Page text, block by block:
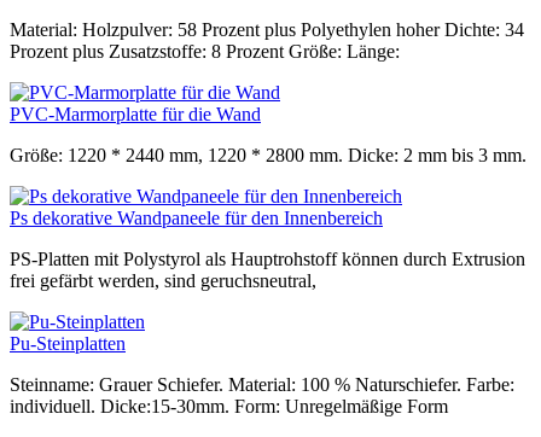
Material: Holzpulver: 58 Prozent plus Polyethylen hoher Dichte: 34
Prozent plus Zusatzstoffe: 8 Prozent Größe: Länge:
PVC-Marmorplatte für die Wand
Größe: 1220 * 2440 mm, 1220 * 2800 mm. Dicke: 2 mm bis 3 mm.
Ps dekorative Wandpaneele für den Innenbereich
PS-Platten mit Polystyrol als Hauptrohstoff können durch Extrusion
frei gefärbt werden, sind geruchsneutral,
Pu-Steinplatten
Steinname: Grauer Schiefer. Material: 100 % Naturschiefer. Farbe:
individuell. Dicke:15-30mm. Form: Unregelmäßige Form